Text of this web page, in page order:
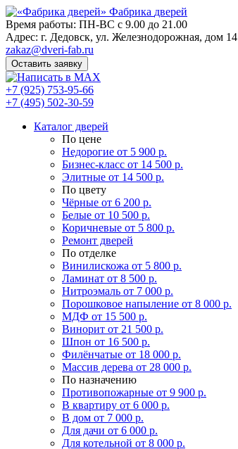
Фабрика дверей
Время работы: ПН-ВС с 9.00 до 21.00
Адрес: г. Дедовск, ул. Железнодорожная, дом 14
zakaz@dveri-fab.ru
Оставить заявку
+7 (925) 753-95-66
+7 (495) 502-30-59
Каталог дверей
По цене
Недорогие от 5 900 р.
Бизнес-класс от 14 500 р.
Элитные от 14 500 р.
По цвету
Чёрные от 6 200 р.
Белые от 10 500 р.
Коричневые от 5 800 р.
Ремонт дверей
По отделке
Винилискожа от 5 800 р.
Ламинат от 8 500 р.
Нитроэмаль от 7 000 р.
Порошковое напыление от 8 000 р.
МДФ от 15 500 р.
Винорит от 21 500 р.
Шпон от 16 500 р.
Филёнчатые от 18 000 р.
Массив дерева от 28 000 р.
По назначению
Противопожарные от 9 900 р.
В квартиру от 6 000 р.
В дом от 7 000 р.
Для дачи от 6 000 р.
Для котельной от 8 000 р.